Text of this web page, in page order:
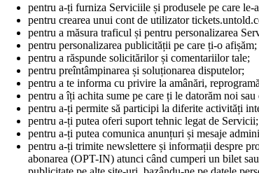
pentru a-ți furniza Serviciile și produsele pe care le-
pentru crearea unui cont de utilizator
pentru a măsura traficul și pentru personalizarea
pentru personalizarea publicității pe care ți-o afișăm;
pentru a răspunde solicitărilor și comentariilor tale;
pentru preîntâmpinarea și soluționarea disputelor;
pentru a te informa cu privire la amânări,
pentru a îți achita sume pe care ți le datorăm noi
pentru a-ți permite să participi la diferite activități
pentru a-ți putea oferi suport tehnic legat de Servicii;
pentru a-ți putea comunica anunțuri și mesaje
pentru a-ți trimite newslettere și informații despre
abonarea (OPT-IN) atunci când cumperi un bilet